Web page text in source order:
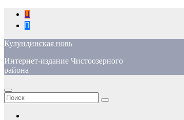
Перейти
содержимому
Кулундинская новь
Интернет-издание Чистоозерного
района